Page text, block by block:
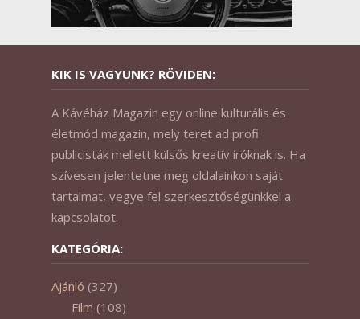
KIK IS VAGYUNK? RÖVIDEN:
A Kávéház Magazin egy online kulturális és
életmód magazin, mely teret ad profi
publicisták mellett külsős kreatív íróknak is. Ha
szívesen jelentetne meg oldalainkon saját
tartalmat, vegye fel szerkesztőségünkkel a
kapcsolatot.
KATEGÓRIA:
Ajánló (327)
Film (108)